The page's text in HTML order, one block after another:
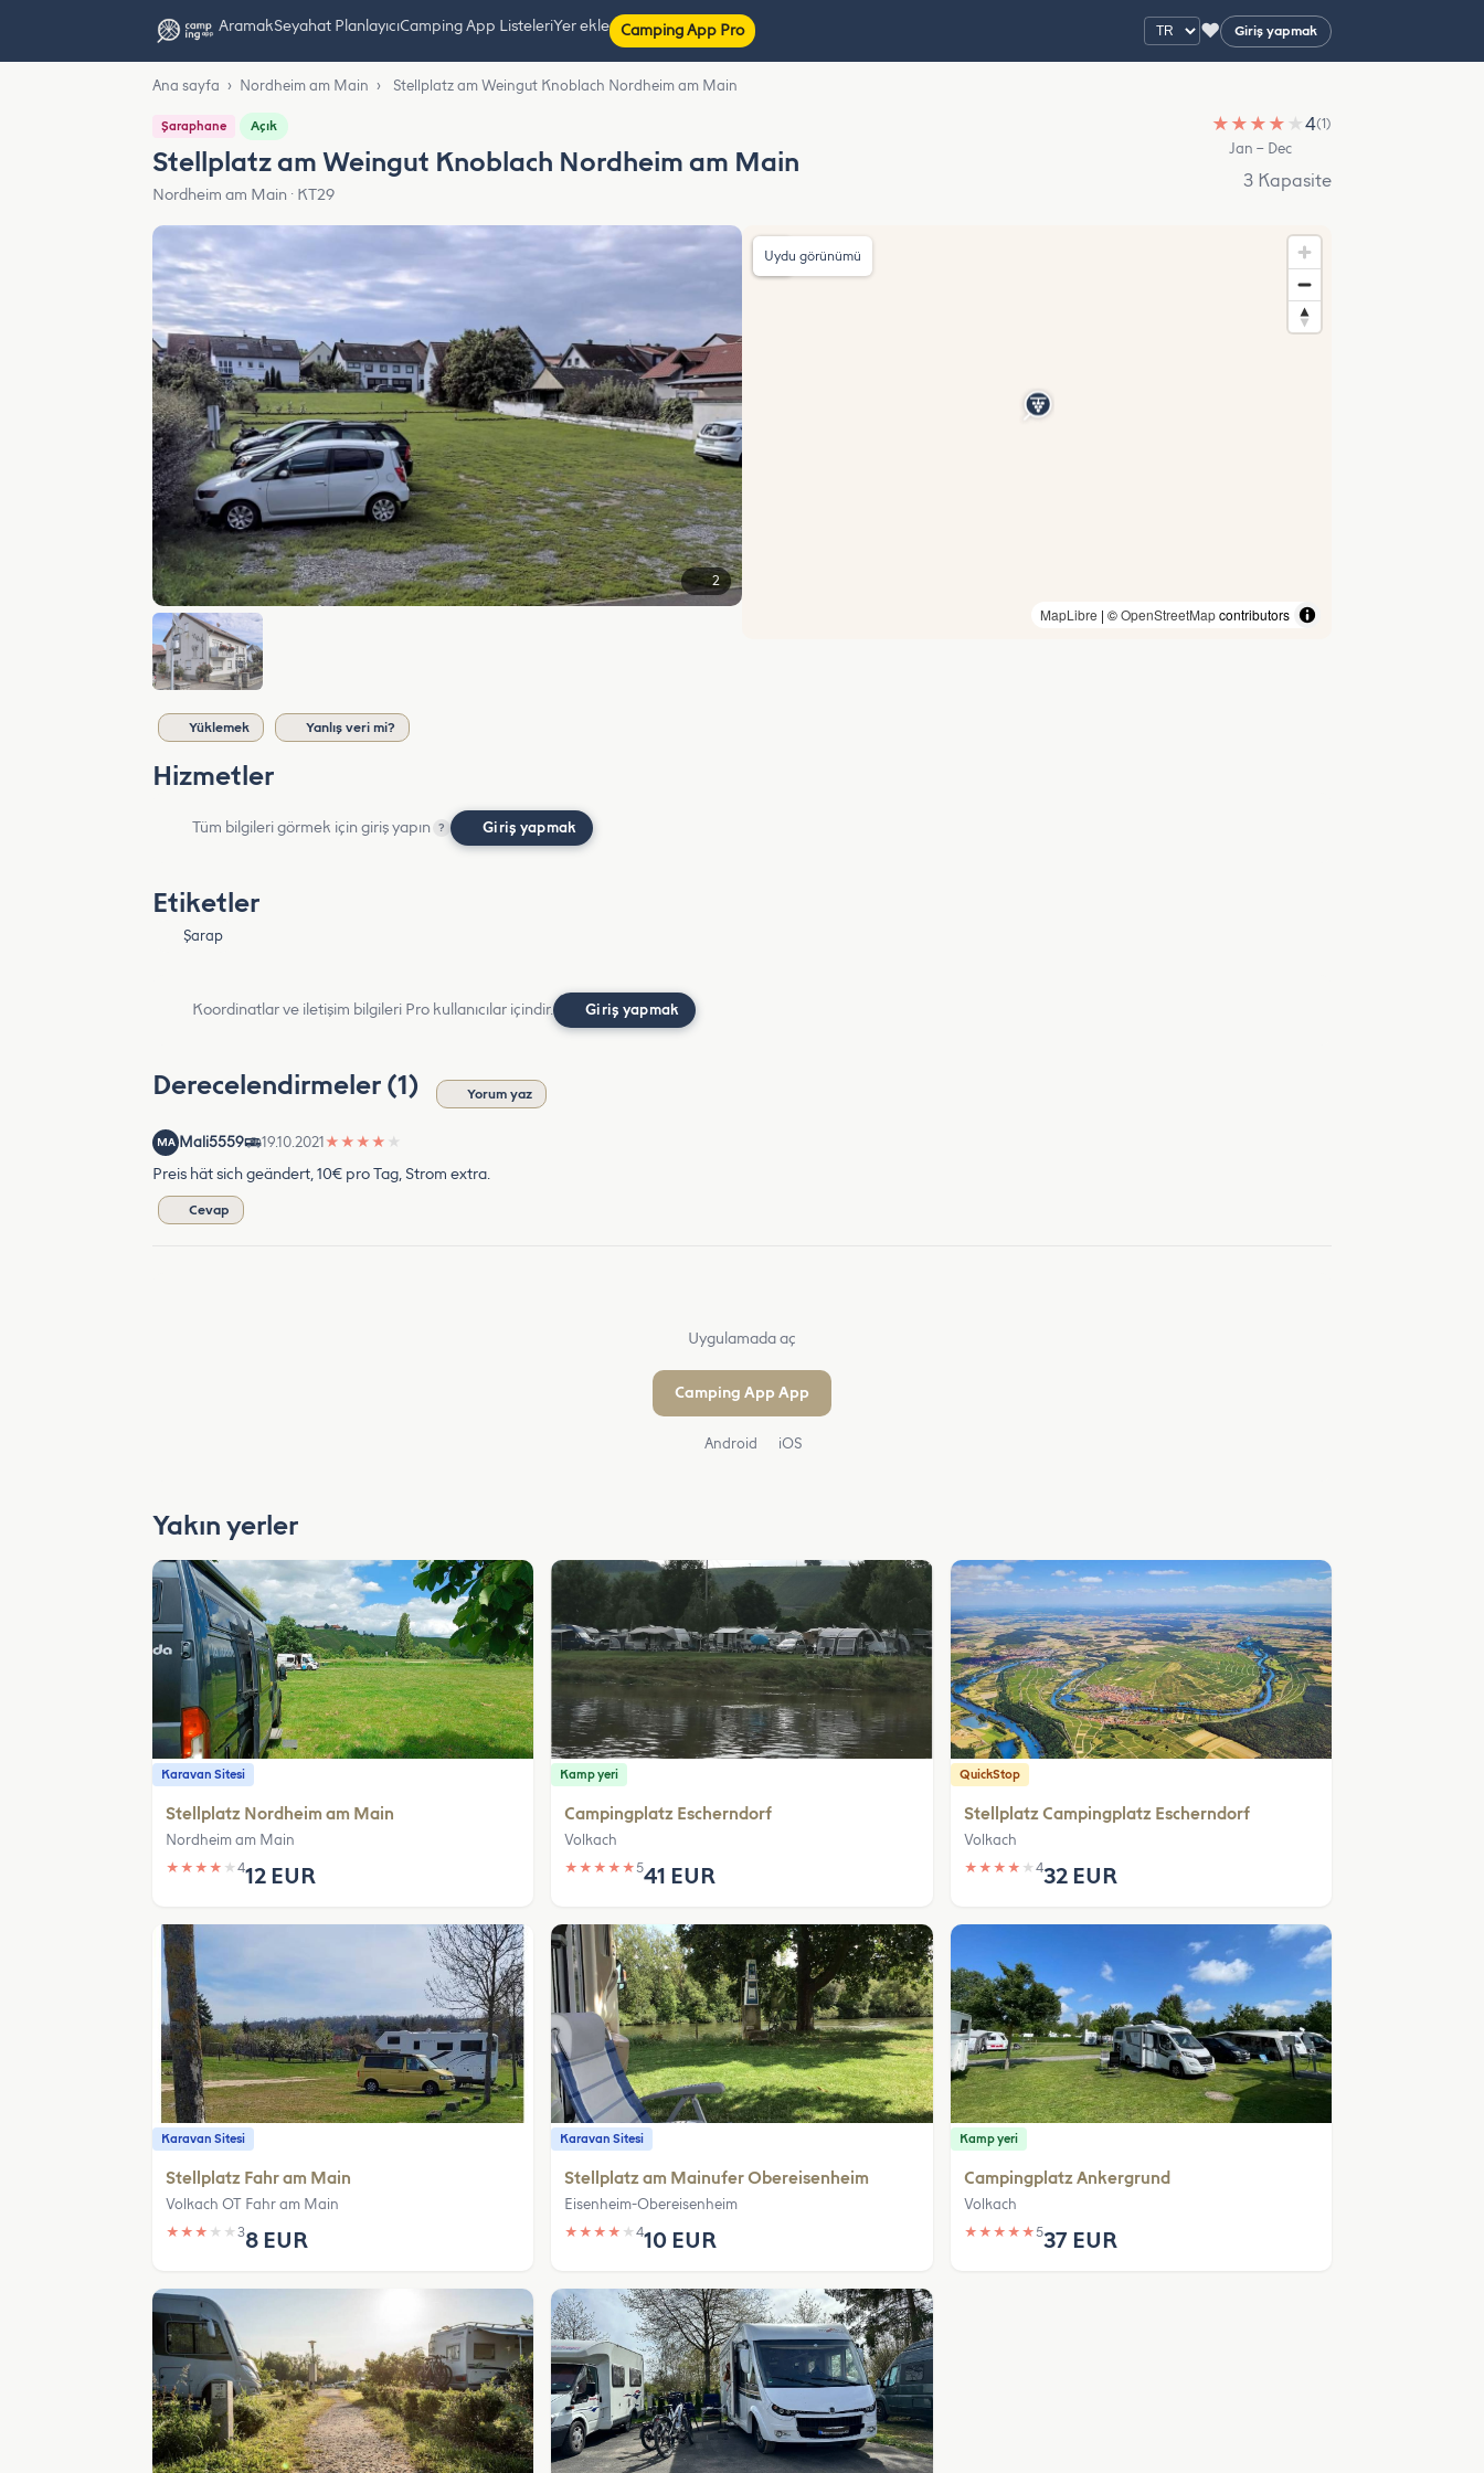
AramakSeyahat PlanlayıcıCamping App ListeleriYer ekle Camping App Pro ♥ Giriş yapmak
Ana sayfa › Nordheim am Main › Stellplatz am Weingut Knoblach Nordheim am Main
Şaraphane Açık
Stellplatz am Weingut Knoblach Nordheim am Main
Nordheim am Main · KT29
★ ★ ★ ★ ★4(1)
Jan – Dec
3 Kapasite
2
MapLibre | ©OpenStreetMapcontributors
Uydu görünümü
Yüklemek Yanlış veri mi?
Hizmetler
Tüm bilgileri görmek için giriş yapın ? Giriş yapmak
Etiketler
Şarap
Koordinatlar ve iletişim bilgileri Pro kullanıcılar içindir. Giriş yapmak
Derecelendirmeler (1) Yorum yaz
MA Mali5559 19.10.2021★ ★ ★ ★ ★
Preis hät sich geändert, 10€ pro Tag, Strom extra.
Cevap
Uygulamada aç
Camping App App
Android iOS
Yakın yerler
Karavan Sitesi
Stellplatz Nordheim am Main
Nordheim am Main
★ ★ ★ ★ ★ 412 EUR
Kamp yeri
Campingplatz Escherndorf
Volkach
★ ★ ★ ★ ★541 EUR
QuickStop
Stellplatz Campingplatz Escherndorf
Volkach
★ ★ ★ ★ ★ 432 EUR
Karavan Sitesi
Stellplatz Fahr am Main
Volkach OT Fahr am Main
★ ★ ★ ★ ★ 38 EUR
Karavan Sitesi
Stellplatz am Mainufer Obereisenheim
Eisenheim-Obereisenheim
★ ★ ★ ★ ★410 EUR
Kamp yeri
Campingplatz Ankergrund
Volkach
★ ★ ★ ★ ★537 EUR